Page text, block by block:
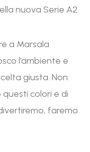
nuova Serie A2.
a Marsala
l’ambiente e
giusta. Non
questi colori e di
faremo